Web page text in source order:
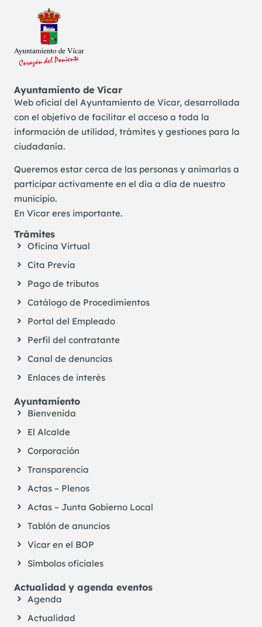
Ayuntamiento de Vícar
Web oficial del Ayuntamiento de Vícar, desarrollada
con el objetivo de facilitar el acceso a toda la
información de utilidad, trámites y gestiones para la
ciudadanía.
Queremos estar cerca de las personas y animarlas a
participar activamente en el día a día de nuestro
municipio.
En Vícar eres importante.
Trámites
Oficina Virtual
Cita Previa
Pago de tributos
Catálogo de Procedimientos
Portal del Empleado
Perfil del contratante
Canal de denuncias
Enlaces de interés
Ayuntamiento
Bienvenida
El Alcalde
Corporación
Transparencia
Actas – Plenos
Actas – Junta Gobierno Local
Tablón de anuncios
Vícar en el BOP
Símbolos oficiales
Actualidad y agenda eventos
Agenda
Actualidad